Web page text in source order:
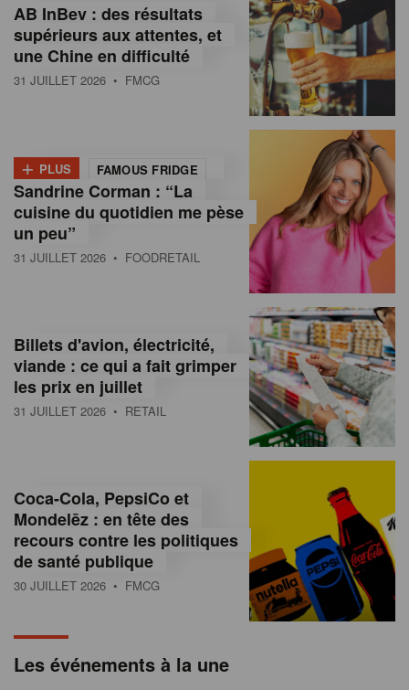
n
o
m
a
s
s
u
e
e
a
AB InBev : des résultats
supérieurs aux attentes, et
une Chine en difficulté
31 JUILLET 2026 • FMCG
+ PLUS FAMOUS FRIDGE
Sandrine Corman : “La
cuisine du quotidien me pèse
un peu”
31 JUILLET 2026 • FOODRETAIL
Billets d'avion, électricité,
viande : ce qui a fait grimper
les prix en juillet
31 JUILLET 2026 • RETAIL
Coca-Cola, PepsiCo et
Mondelēz : en tête des
recours contre les politiques
de santé publique
30 JUILLET 2026 • FMCG
Les événements à la une